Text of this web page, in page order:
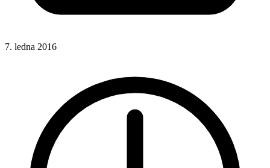
7. ledna 2016